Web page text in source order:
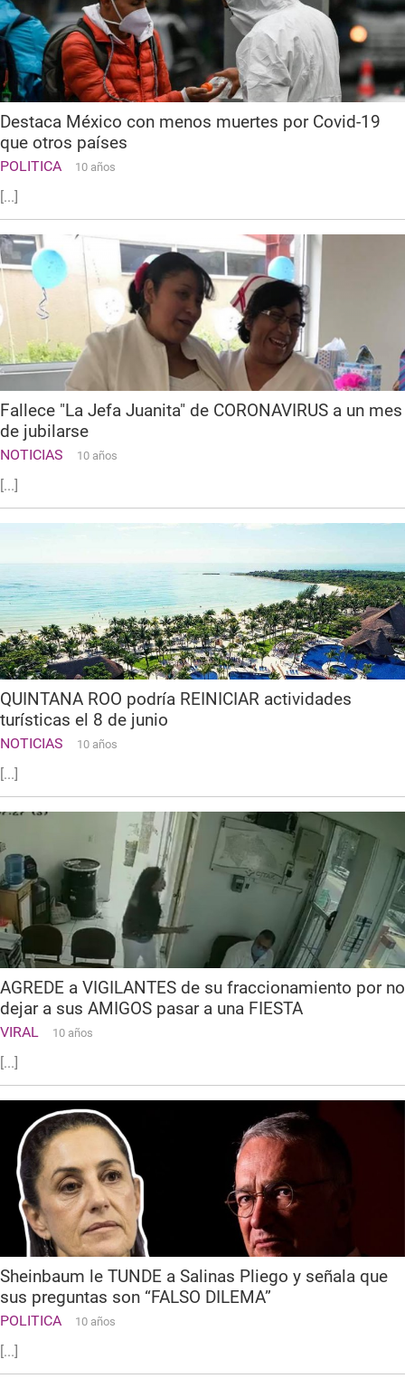
Destaca México con menos muertes por Covid-19
que otros países
POLITICA 10 años
[...]
Fallece "La Jefa Juanita" de CORONAVIRUS a un mes
de jubilarse
NOTICIAS 10 años
[...]
QUINTANA ROO podría REINICIAR actividades
turísticas el 8 de junio
NOTICIAS 10 años
[...]
AGREDE a VIGILANTES de su fraccionamiento por no
dejar a sus AMIGOS pasar a una FIESTA
VIRAL 10 años
[...]
Sheinbaum le TUNDE a Salinas Pliego y señala que
sus preguntas son “FALSO DILEMA”
POLITICA 10 años
[...]